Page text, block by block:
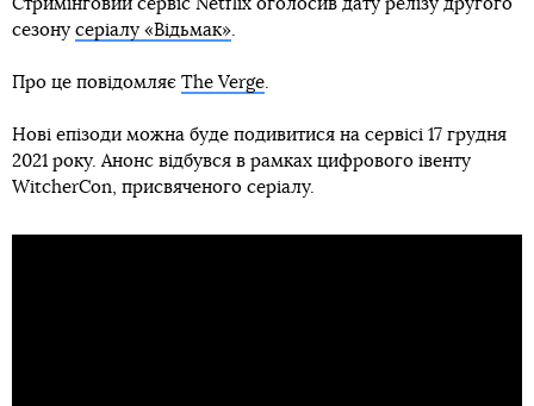
Стримінговий сервіс Netflix оголосив дату релізу другого
сезону серіалу «Відьмак».
Про це повідомляє The Verge.
Нові епізоди можна буде подивитися на сервісі 17 грудня
2021 року. Анонс відбувся в рамках цифрового івенту
WitcherCon, присвяченого серіалу.